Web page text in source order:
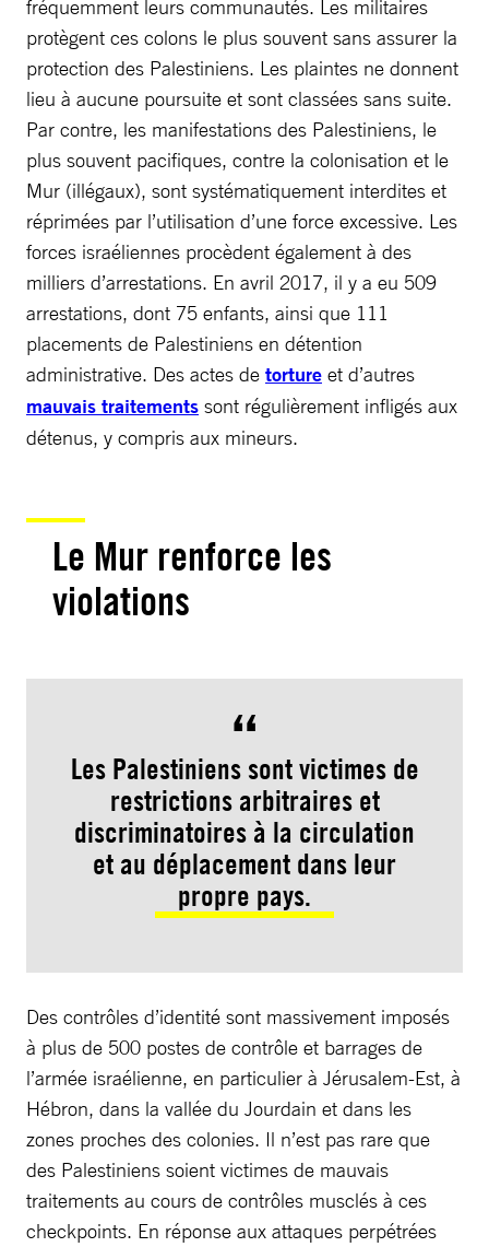
fréquemment leurs communautés. Les militaires
protègent ces colons le plus souvent sans assurer la
protection des Palestiniens. Les plaintes ne donnent
lieu à aucune poursuite et sont classées sans suite.
Par contre, les manifestations des Palestiniens, le
plus souvent pacifiques, contre la colonisation et le
Mur (illégaux), sont systématiquement interdites et
réprimées par l’utilisation d’une force excessive. Les
forces israéliennes procèdent également à des
milliers d’arrestations. En avril 2017, il y a eu 509
arrestations, dont 75 enfants, ainsi que 111
placements de Palestiniens en détention
administrative. Des actes de torture et d’autres
mauvais traitements sont régulièrement infligés aux
détenus, y compris aux mineurs.
Le Mur renforce les
violations
Les Palestiniens sont victimes de
restrictions arbitraires et
discriminatoires à la circulation
et au déplacement dans leur
propre pays.
Des contrôles d’identité sont massivement imposés
à plus de 500 postes de contrôle et barrages de
l’armée israélienne, en particulier à Jérusalem-Est, à
Hébron, dans la vallée du Jourdain et dans les
zones proches des colonies. Il n’est pas rare que
des Palestiniens soient victimes de mauvais
traitements au cours de contrôles musclés à ces
checkpoints. En réponse aux attaques perpétrées